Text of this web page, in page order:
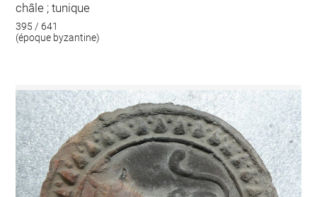
châle ; tunique
395 / 641
(époque byzantine)